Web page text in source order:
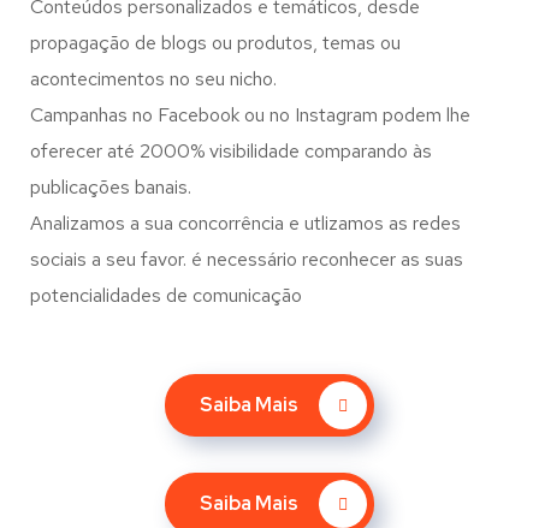
Conteúdos personalizados e temáticos, desde
propagação de blogs ou produtos, temas ou
acontecimentos no seu nicho.
Campanhas no Facebook ou no Instagram podem lhe
oferecer até 2000% visibilidade comparando às
publicações banais.
Analizamos a sua concorrência e utlizamos as redes
sociais a seu favor. é necessário reconhecer as suas
potencialidades de comunicação
Saiba Mais
Saiba Mais